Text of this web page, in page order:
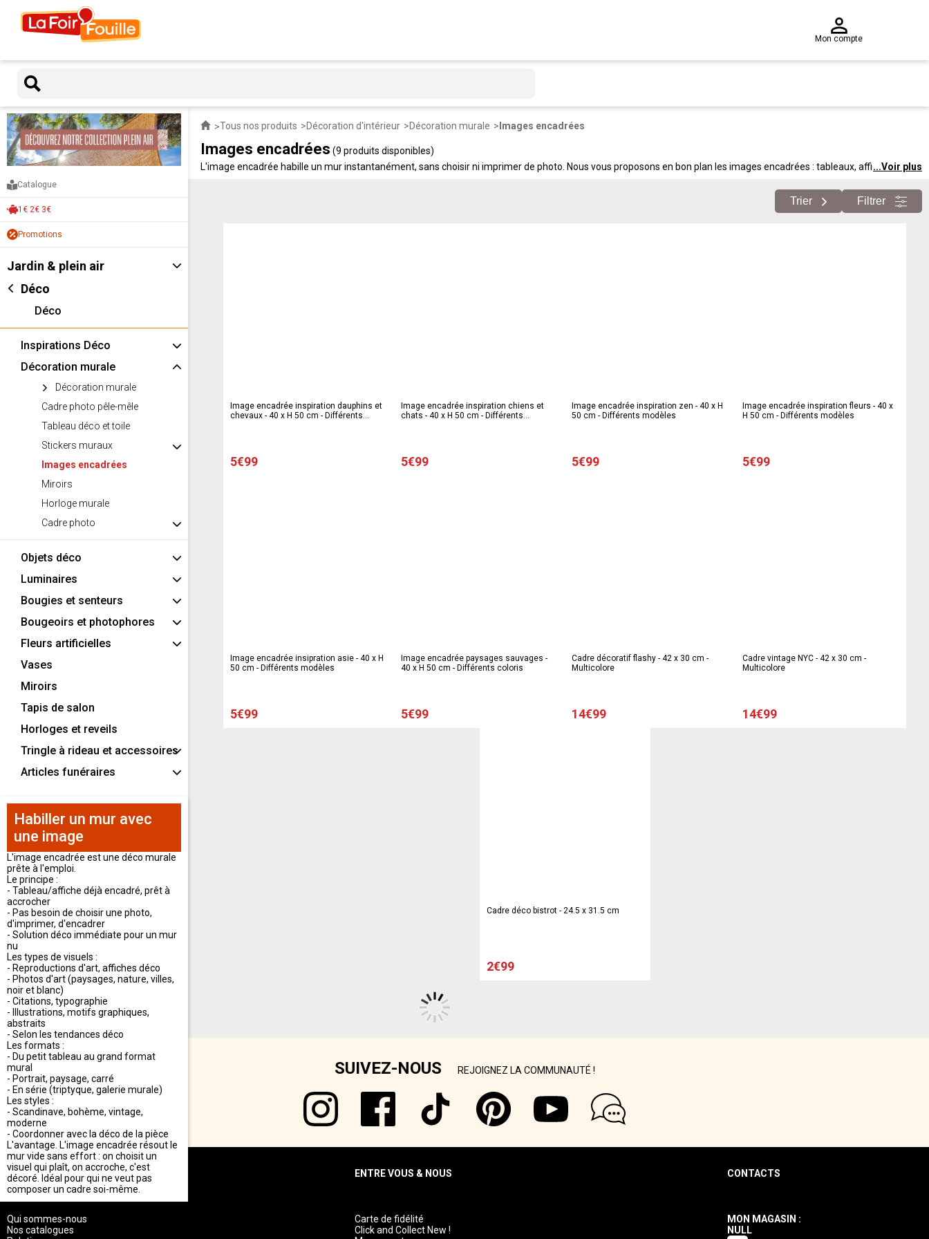
Mon compte
Catalogue
1€ 2€ 3€
Promotions
Jardin & plein air
Déco
Déco
Inspirations Déco
Décoration murale
Décoration murale
Cadre photo pêle-mêle
Tableau déco et toile
Stickers muraux
Images encadrées
Miroirs
Horloge murale
Cadre photo
Objets déco
Luminaires
Bougies et senteurs
Bougeoirs et photophores
Fleurs artificielles
Vases
Miroirs
Tapis de salon
Horloges et reveils
Tringle à rideau et accessoires
Articles funéraires
Habiller un mur avec
une image
L'image encadrée est une déco murale
prête à l'emploi.
Le principe :
- Tableau/affiche déjà encadré, prêt à
accrocher
- Pas besoin de choisir une photo,
d'imprimer, d'encadrer
- Solution déco immédiate pour un mur
nu
Les types de visuels :
- Reproductions d'art, affiches déco
- Photos d'art (paysages, nature, villes,
noir et blanc)
- Citations, typographie
- Illustrations, motifs graphiques,
abstraits
- Selon les tendances déco
Les formats :
- Du petit tableau au grand format
mural
- Portrait, paysage, carré
- En série (triptyque, galerie murale)
Les styles :
- Scandinave, bohème, vintage,
moderne
- Coordonner avec la déco de la pièce
L'avantage. L'image encadrée résout le
mur vide sans effort : on choisit un
visuel qui plaît, on accroche, c'est
décoré. Idéal pour qui ne veut pas
composer un cadre soi-même.
Tous nos produits Décoration d'intérieur Décoration murale Images encadrées
Images encadrées (9 produits disponibles)
L'image encadrée habille un mur instantanément, sans choisir ni imprimer de photo. Nous vous proposons en bon plan les images encadrées : tableaux, affiches,
...Voir plus
Trier Filtrer
Image encadrée inspiration dauphins et
chevaux - 40 x H 50 cm - Différents
5€99
Image encadrée inspiration chiens et
chats - 40 x H 50 cm - Différents
5€99
Image encadrée inspiration zen - 40 x H
50 cm - Différents modèles
5€99
Image encadrée inspiration fleurs - 40 x
H 50 cm - Différents modèles
5€99
Image encadrée insipration asie - 40 x H
50 cm - Différents modèles
5€99
Image encadrée paysages sauvages -
40 x H 50 cm - Différents coloris
5€99
Cadre décoratif flashy - 42 x 30 cm -
Multicolore
14€99
Cadre vintage NYC - 42 x 30 cm -
Multicolore
14€99
Cadre déco bistrot - 24.5 x 31.5 cm
2€99
SUIVEZ-NOUS REJOIGNEZ LA COMMUNAUTÉ !
NOUS DÉCOUVRIR
Qui sommes-nous
Nos catalogues
ENTRE VOUS & NOUS
Carte de fidélité
Click and Collect New !
CONTACTS
MON MAGASIN :
NULL